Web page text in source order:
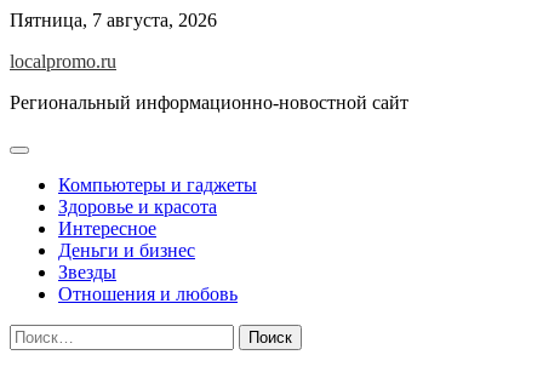
Перейти
содержимому
Пятница, 7 августа, 2026
localpromo.ru
Региональный информационно-новостной сайт
Компьютеры и гаджеты
Здоровье и красота
Интересное
Деньги и бизнес
Звезды
Отношения и любовь
Найти: